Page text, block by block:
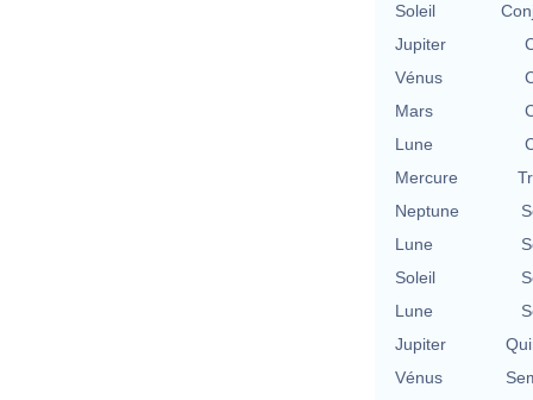
Soleil
Jupiter
Vénus
Mars
Lune
Mercure
Neptune
Lune
Soleil
Lune
Jupiter
Vénus